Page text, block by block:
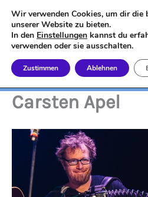
Zum
Inhalt
springen
Wir fördern die
Carsten Apel
Wir verwenden Cookies, um dir
unserer Website zu bieten.
In den Einstellungen kannst du
verwenden oder sie ausschalten.
Zustimmen Ablehnen